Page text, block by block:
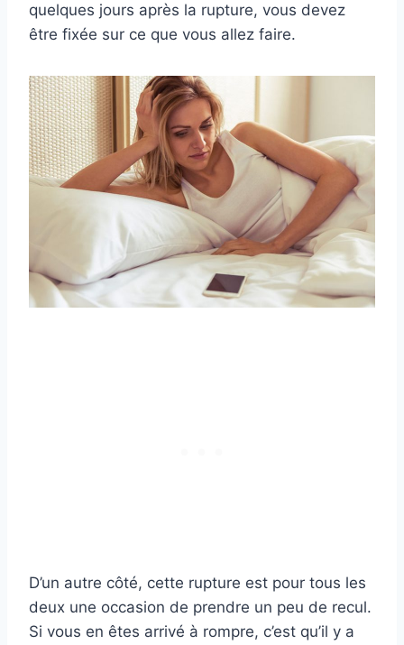
quelques jours après la rupture, vous devez
être fixée sur ce que vous allez faire.
D’un autre côté, cette rupture est pour tous les
deux une occasion de prendre un peu de recul.
Si vous en êtes arrivé à rompre, c’est qu’il y a